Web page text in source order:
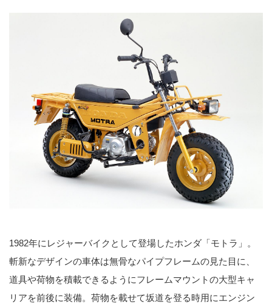
1982年にレジャーバイクとして登場したホンダ「モトラ」。
斬新なデザインの車体は無骨なパイプフレームの見た目に、
道具や荷物を積載できるようにフレームマウントの大型キャ
リアを前後に装備。荷物を載せて坂道を登る時用にエンジン